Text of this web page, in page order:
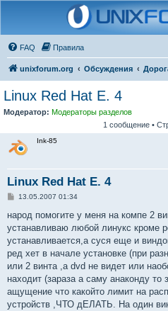
FAQ Правила
unixforum.org Обсуждения
Linux Red Hat E. 4
Модератор: Модераторы разделов
1 сообщение •
Ink-85
Linux Red Hat E. 4
С
о
б
щ
е
и
е
13.05.2007 01:34
народ помогите у меня на компе 2
устанавливаю любой линукс кроме
устанавливается,а суся еще и
ред хет в начале установке (при
или 2 винта ,а dvd не видет или
находит (зараза а саму анаконду то
ащущение что какойто лимит на
устройств ,ЧТО дЕЛАТЬ. На один